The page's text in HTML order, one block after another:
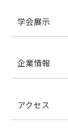
学会展示
企業情報
アクセス